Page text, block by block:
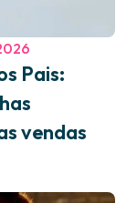
Pais:
vendas